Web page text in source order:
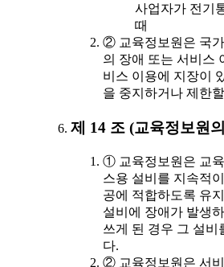
사업자가 전기
때
② 교육정보원은 국가
의 장애 또는 서비스
비스 이용에 지장이
을 중지하거나 제한
제 14 조 (교육정보원
① 교육정보원은 교육
스용 설비를 지속적
공에 적합하도록 유
설비에 장애가 발생
쓰게 된 경우 그 설비
다.
② 교육정보원은 서